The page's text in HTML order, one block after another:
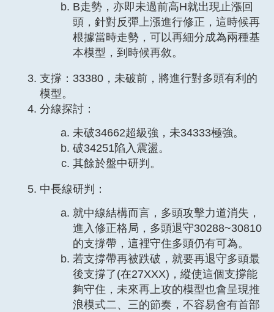
B走勢，亦即未過前高H就出現止漲回
頭，針對反彈上漲進行修正，這時候再
根據當時走勢，可以再細分成為兩種基
本模型，到時候再敘。
支撐：33380，未破前，將進行對多頭有利的
模型。
分線探討：
未破34662超級強，未34333極強。
破34251陷入震盪。
其餘於盤中研判。
中長線研判：
就中線結構而言，多頭攻擊力道消失，
進入修正格局，多頭退守30288~30810
的支撐帶，這裡守住多頭仍有可為。
若支撐帶再被跌破，就要再退守多頭最
後支撐了(在27XXX)，縱使這個支撐能
夠守住，未來再上攻的模型也會呈現推
浪模式二、三的節奏，不容易會有首部